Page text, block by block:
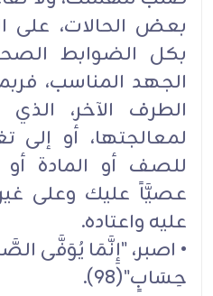
بعض الحالات، على
بكل الضوابط
الجهد المناسب،
الطرف الآخر،
لمعالجتها، أو إلى
للصف أو المادة أو
عصيَّاً عليك وعلى
عليه واعتاده.
• اصبر، "إِنَّمَا يُوَفَّى
حِسَابٍ"(98).